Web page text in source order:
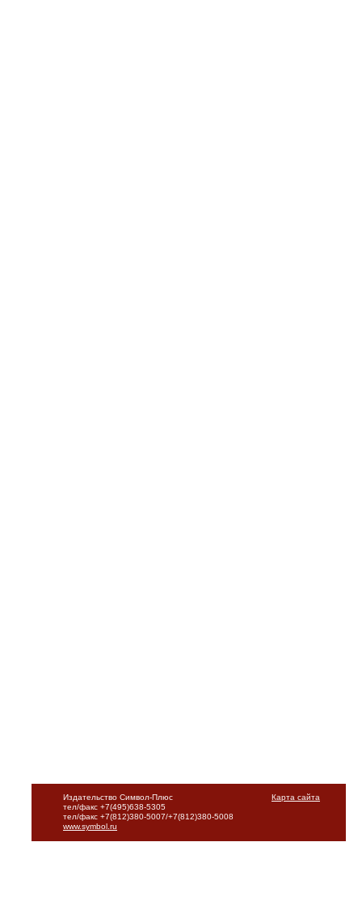
Карта сайта
Издательство Символ-Плюс
тел/факс +7(495)638-5305
тел/факс +7(812)380-5007/+7(812)380-5008
www.symbol.ru